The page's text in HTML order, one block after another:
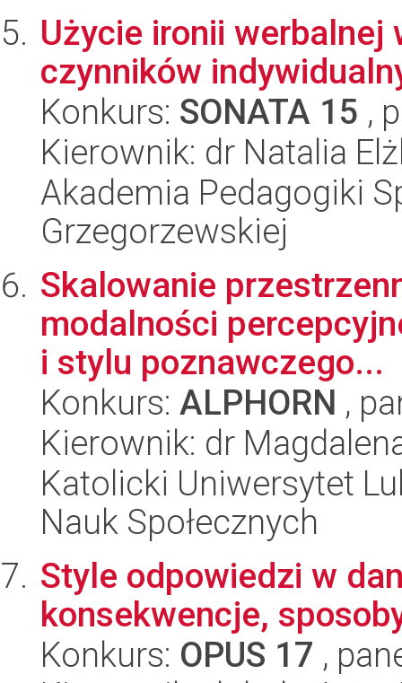
Użycie ironii werbalnej
czynników
Konkurs: SONATA 15 ,
Kierownik: dr Natalia
Akademia Pedagogiki
Grzegorzewskiej
Skalowanie
modalności
i stylu poznawczego...
Konkurs: ALPHORN ,
Kierownik: dr
Katolicki Uniwersytet
Nauk Społecznych
Style odpowiedzi w
konsekwencje,
Konkurs: OPUS 17 ,